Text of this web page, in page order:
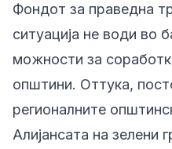
Фондот за праведна
ситуација не води во
можности за
општини. Оттука,
регионалните
Алијансата на зелени